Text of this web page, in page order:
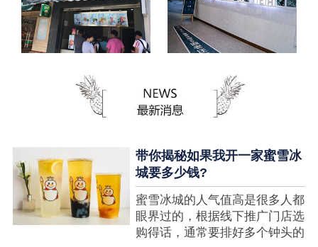
带你揭秘如果我开一家蜜雪冰
城要多少钱?
蜜雪冰城的人气值高是很多人都
眼界过的，根据线下推广门店选
购得话，通常要排好多个钟头的